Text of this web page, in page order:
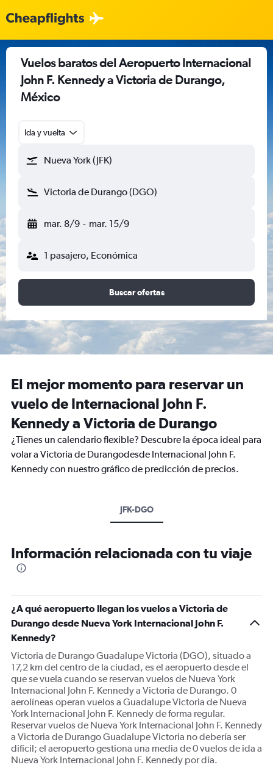
Vuelos baratos del Aeropuerto Internacional
John F. Kennedy a Victoria de Durango,
México
Ida y vuelta
Nueva York (JFK)
Victoria de Durango (DGO)
mar. 8/9 - mar. 15/9
1 pasajero, Económica
Buscar ofertas
El mejor momento para reservar un
vuelo de Internacional John F.
Kennedy a Victoria de Durango
¿Tienes un calendario flexible? Descubre la época ideal para
volar a Victoria de Durangodesde Internacional John F.
Kennedy con nuestro gráfico de predicción de precios.
JFK-DGO
Información relacionada con tu viaje
¿A qué aeropuerto llegan los vuelos a Victoria de
Durango desde Nueva York Internacional John F.
Kennedy?
Victoria de Durango Guadalupe Victoria (DGO), situado a
17,2 km del centro de la ciudad, es el aeropuerto desde el
que se vuela cuando se reservan vuelos de Nueva York
Internacional John F. Kennedy a Victoria de Durango. 0
aerolíneas operan vuelos a Guadalupe Victoria de Nueva
York Internacional John F. Kennedy de forma regular.
Reservar vuelos de Nueva York Internacional John F. Kennedy
a Victoria de Durango Guadalupe Victoria no debería ser
difícil; el aeropuerto gestiona una media de 0 vuelos de ida a
Nueva York Internacional John F. Kennedy por día.